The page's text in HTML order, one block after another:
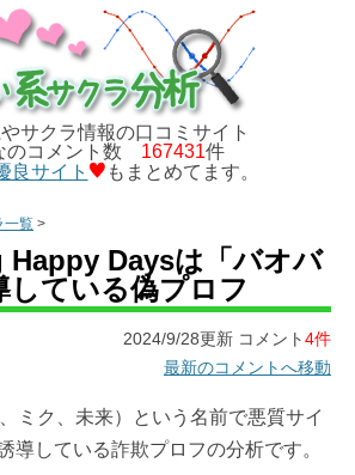
サクラ情報の口コミサイト
のコメント数 167431件
良サイト
もまとめてます。
一覧 >
Daysは「バオバ
している偽プロフ
2024/9/28更新 コメント4件
最新のコメントへ移動
ミク、未来）という名前で悪質サイ
導している詐欺プロフの分析です。